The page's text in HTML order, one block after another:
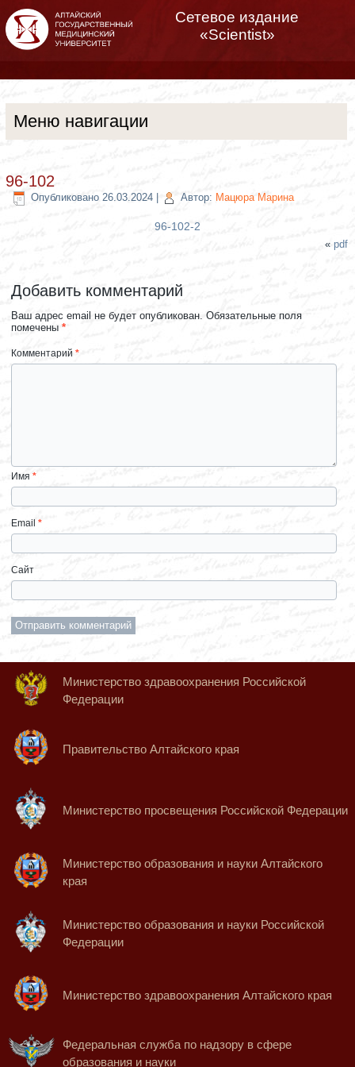
Сетевое издание
«Scientist»
Меню навигации
96-102
Опубликовано 26.03.2024 Автор: Мацюра Марина
96-102-2
«pdf
Добавить комментарий
Ваш адрес email не будет опубликован. Обязательные поля
помечены*
Комментарий*
Имя*
Email*
Сайт
Министерство здравоохранения Российской
Федерации
Правительство Алтайского края
Министерство просвещения Российской Федерации
Министерство образования и науки Алтайского
края
Министерство образования и науки Российской
Федерации
Министерство здравоохранения Алтайского края
Федеральная служба по надзору в сфере
образования и науки